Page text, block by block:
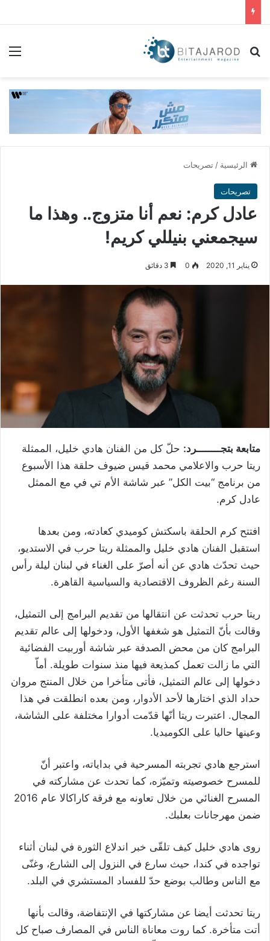
بحث عن
الرئيسية / تصريحات
تصريحات
عادل كرم: نعم أنا متزوج.. وهذا ما
سيجمعني بنيللي كريم!
يناير 11, 2020 0
متابعة بتجــــــــرد: حلّ كل من الفنان هادي خليل، الممثلة
ريتا حرب والاعلامي محمد قيس ضيوف حلقة هذا الأسبوع
من برنامج “بيت الكل” عبر شاشة الأم تي في مع الممثل
عادل كرم.
افتتح كرم الحلقة باسكتش كوميدي كعادته، ومن بعدها
استقبل الفنان هادي خليل والممثلة ريتا حرب في الاستديو،
حيث تحدّث هادي عن أنه أصرّ على الغناء في لبنان ليلة رأس
السنة رغم الظروف الاقتصادية والسياسية القاهرة.
ريتا حرب تحدثت عن انتقالها من تقديم البرامج إلى التمثيل،
وقالت بأنّ التمثيل هو شغفها الأول، ودخولها إلى عالم تقديم
البرامج كان من محض الصدفة عبر شاشة أوربيت الفضائية
التي ما زالت تعمل كمذيعة فيها منذ سنوات طويلة. أماّ
دخولها إلى عالم التمثيل، فأتى متأخرا من خلال المنتج مروان
حداد الذي اختارها لأحد الأدوار، ومن بعده انطلقت في هذا
المجال. اعتبرت ريتا أنّها قدّمت أدوارا مختلفة على الشاشة،
وعينها حاليا على الكوميديا.
استرجع هادي تجربته المسرحية في بداياته، واعتبر أنّ
للمسرح خصوصيته وتميّزه، كما تحدث عن مشاركته في
المسرح الغنائي من خلال تعاونه مع فرقة كاراكالا عام 2016
ضمن مهرجانات بعلبك.
روى هادي خليل كيف تلقّى خبر اندلاع الثورة في لبنان أثناء
تواجده في كندا، حيث سارع في النزول إلى الشارع، وغنّى
مع الناس وطالب بوضع حدّ للفساد المستشري في البلد.
ريتا تحدثت أيضا عن مشاركتها في الإنتفاضة، وقالت بأنها
أتت متأخرة. كما روت معاناة الناس في المصارف صباح كل